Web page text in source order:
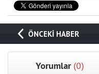
ÖNCEKİ HABER
Yorumlar (0)